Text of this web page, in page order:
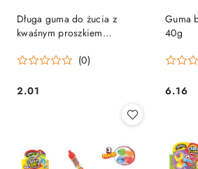
Długa guma do żucia z
kwaśnym proszkiem
(0)
Cena:
2.01
Guma
40g
Cena:
6.16